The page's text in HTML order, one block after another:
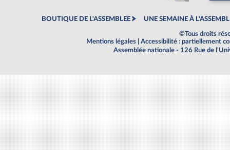
BOUTIQUE DE L'ASSEMBLEE UNE SEMAINE À
©Tous droits
Mentions légales
Accessibilité : partiellement
Assemblée nationale - 126 Rue de